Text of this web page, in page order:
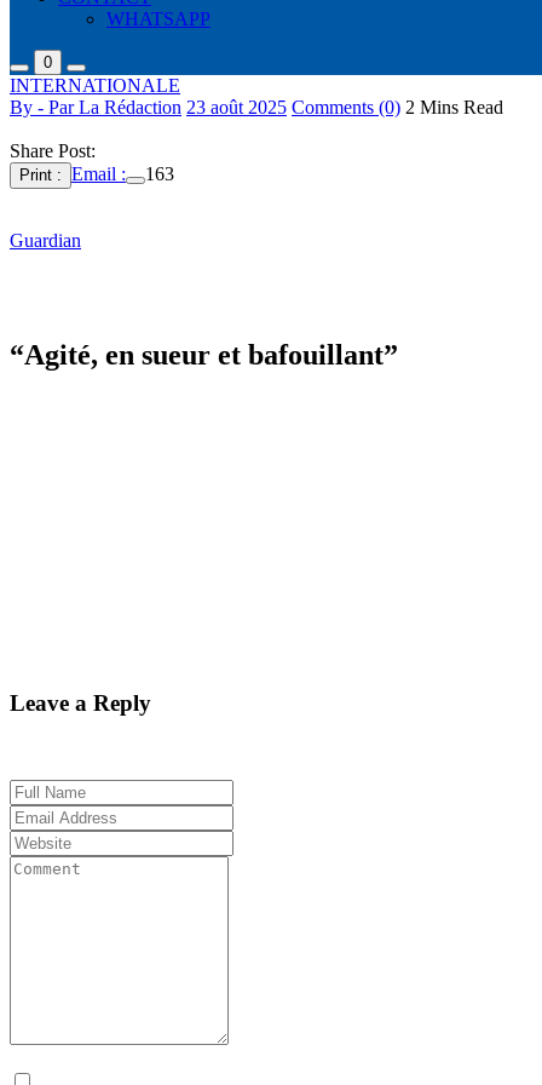
WHATSAPP
0
INTERNATIONALE
By - Par La Rédaction 23 août 2025 Comments (0) 2 Mins Read
Share Post:
Print : Email : 163
Guardian
“Agité, en sueur et bafouillant”
Leave a Reply